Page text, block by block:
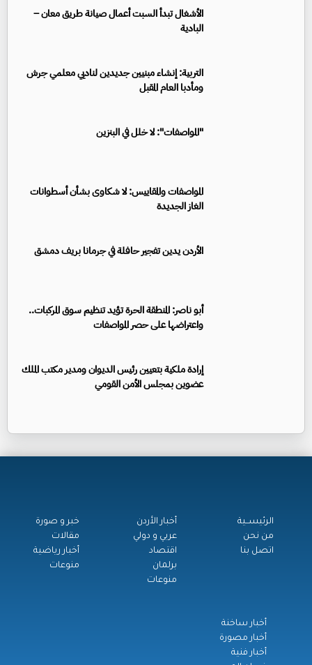
الأشغال تبدأ السبت أعمال صيانة طريق معان –
البادية
التربية: إنشاء مبنيين جديدين لناديي معلمي جرش
ومأدبا العام المقبل
"المواصفات": لا خلل في البنزين
المواصفات والمقاييس: لا شكاوى بشأن أسطوانات
الغاز الجديدة
الأردن يدين تفجير حافلة في جرمانا بريف دمشق
أبو ناصر: المنطقة الحرة تؤيد تنظيم سوق المركبات..
واعتراضها على حصر المواصفات
إرادة ملكية بتعيين رئيس الديوان ومدير مكتب الملك
عضوين بمجلس الأمن القومي
الرئيســية
من نحن
اتصل بنا
أخبار الأردن
عربي و دولي
اقتصاد
برلمان
منوعات
خبر و صورة
مقالات
أخبار رياضية
منوعات
أخبار ساخنة
أخبار مصورة
أخبار فنية